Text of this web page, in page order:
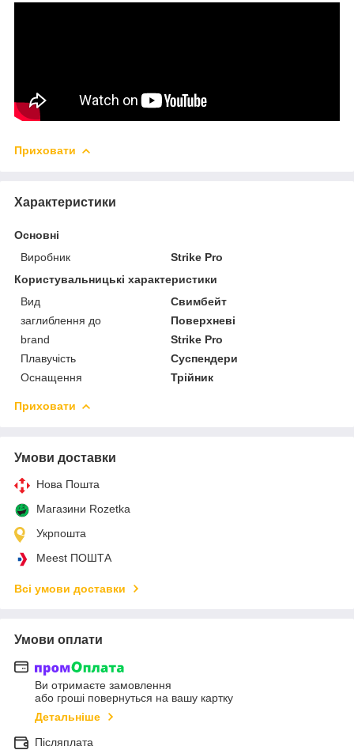
Приховати
Характеристики
Основні
Виробник
Strike Pro
Користувальницькі характеристики
Вид
Свимбейт
заглиблення до
Поверхневі
brand
Strike Pro
Плавучість
Суспендери
Оснащення
Трійник
Приховати
Умови доставки
Нова Пошта
Магазини Rozetka
Укрпошта
Meest ПОШТА
Всі умови доставки
Умови оплати
Ви отримаєте замовлення
або гроші повернуться на вашу картку
Детальніше
Післяплата